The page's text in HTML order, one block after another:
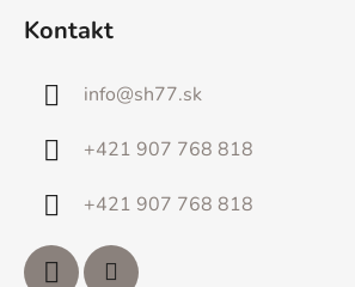
Kontakt
info@sh77.sk
+421 907 768 818
+421 907 768 818